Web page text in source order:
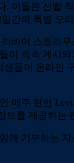
이들은 선발
간의 특별 오
바이 스트라우
이 속속 게시
들이 온라인
매주 한번
보를 제공하는
에 기부하는